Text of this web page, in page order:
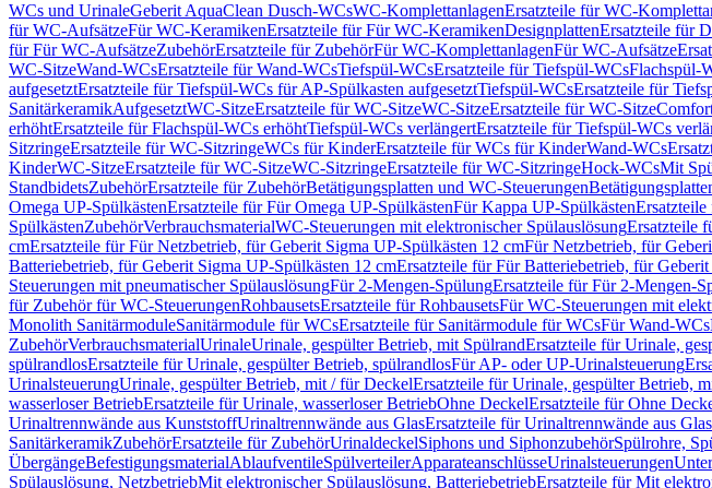
WCs und UrinaleGeberit AquaClean Dusch-WCsWC-KomplettanlagenErsatzteile für WC-
für WC-AufsätzeFür WC-KeramikenErsatzteile für Für WC-KeramikenDesignplattenErsatzteile für
für Für WC-AufsätzeZubehörErsatzteile für ZubehörFür WC-KomplettanlagenFür WC-Aufsätze
WC-SitzeWand-WCsErsatzteile für Wand-WCsTiefspül-WCsErsatzteile für Tiefspül-WCsFlachspül-
aufgesetztErsatzteile für Tiefspül-WCs für AP-Spülkasten aufgesetztTiefspül-WCsErsatzteile für
SanitärkeramikAufgesetztWC-SitzeErsatzteile für WC-SitzeWC-SitzeErsatzteile für WC-Sitze
erhöhtErsatzteile für Flachspül-WCs erhöhtTiefspül-WCs verlängertErsatzteile für Tiefspül-WCs
SitzringeErsatzteile für WC-SitzringeWCs für KinderErsatzteile für WCs für KinderWand-WCs
KinderWC-SitzeErsatzteile für WC-SitzeWC-SitzringeErsatzteile für WC-SitzringeHock-WCsMit
StandbidetsZubehörErsatzteile für ZubehörBetätigungsplatten und WC-Steuerungen
Omega UP-SpülkästenErsatzteile für Für Omega UP-SpülkästenFür Kappa UP-Spülkästen
SpülkästenZubehörVerbrauchsmaterialWC-Steuerungen mit elektronischer SpülauslösungErsatzteile
cmErsatzteile für Für Netzbetrieb, für Geberit Sigma UP-Spülkästen 12 cmFür Netzbetrieb, für
Batteriebetrieb, für Geberit Sigma UP-Spülkästen 12 cmErsatzteile für Für Batteriebetrieb, für
Steuerungen mit pneumatischer SpülauslösungFür 2-Mengen-SpülungErsatzteile für Für 2-Mengen-
für Zubehör für WC-SteuerungenRohbausetsErsatzteile für RohbausetsFür WC-Steuerungen mit
Monolith SanitärmoduleSanitärmodule für WCsErsatzteile für Sanitärmodule für WCsFür Wand-WCs
ZubehörVerbrauchsmaterialUrinaleUrinale, gespülter Betrieb, mit SpülrandErsatzteile für Urinale,
spülrandlosErsatzteile für Urinale, gespülter Betrieb, spülrandlosFür AP- oder UP-Urinalsteuerung
UrinalsteuerungUrinale, gespülter Betrieb, mit / für DeckelErsatzteile für Urinale, gespülter Betrieb,
wasserloser BetriebErsatzteile für Urinale, wasserloser BetriebOhne DeckelErsatzteile für Ohne
Urinaltrennwände aus KunststoffUrinaltrennwände aus GlasErsatzteile für Urinaltrennwände aus Glas
SanitärkeramikZubehörErsatzteile für ZubehörUrinaldeckelSiphons und SiphonzubehörSpülrohre,
ÜbergängeBefestigungsmaterialAblaufventileSpülverteilerApparateanschlüsseUrinalsteuerungen
Spülauslösung, NetzbetriebMit elektronischer Spülauslösung, BatteriebetriebErsatzteile für Mit